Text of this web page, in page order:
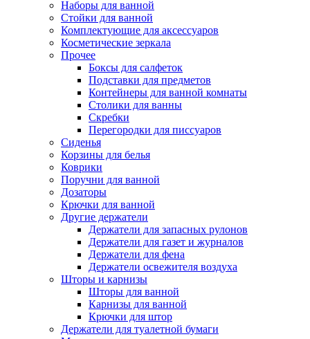
Наборы для ванной
Стойки для ванной
Комплектующие для аксессуаров
Косметические зеркала
Прочее
Боксы для салфеток
Подставки для предметов
Контейнеры для ванной комнаты
Столики для ванны
Скребки
Перегородки для писсуаров
Сиденья
Корзины для белья
Коврики
Поручни для ванной
Дозаторы
Крючки для ванной
Другие держатели
Держатели для запасных рулонов
Держатели для газет и журналов
Держатели для фена
Держатели освежителя воздуха
Шторы и карнизы
Шторы для ванной
Карнизы для ванной
Крючки для штор
Держатели для туалетной бумаги